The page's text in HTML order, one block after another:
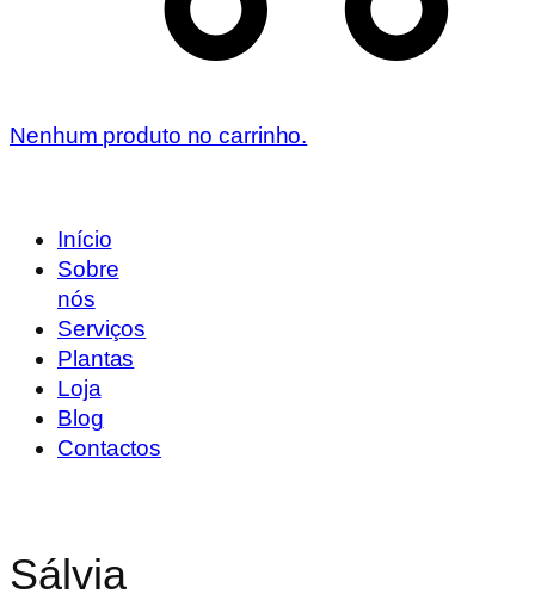
Nenhum produto no carrinho.
Início
Sobre
nós
Serviços
Plantas
Loja
Blog
Contactos
Sálvia